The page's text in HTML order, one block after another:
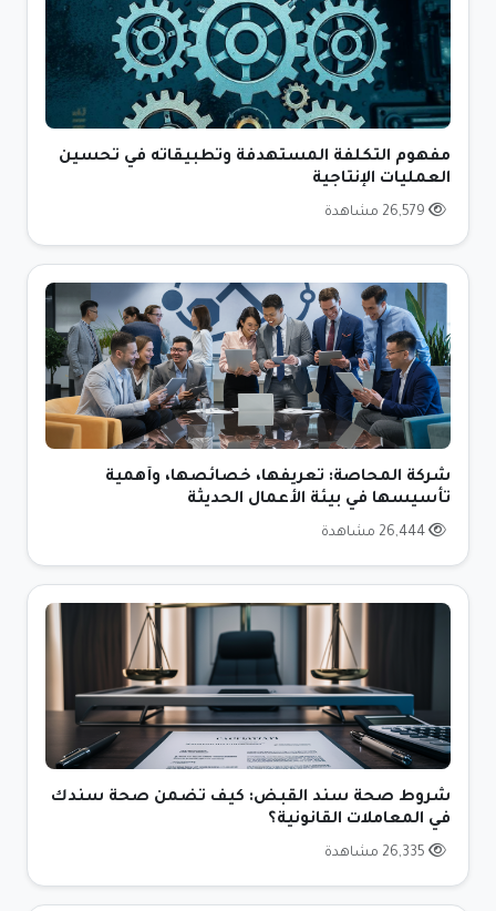
مفهوم التكلفة المستهدفة وتطبيقاته في تحسين
العمليات الإنتاجية
شركة المحاصة: تعريفها، خصائصها، وأهمية
تأسيسها في بيئة الأعمال الحديثة
شروط صحة سند القبض: كيف تضمن صحة سندك
في المعاملات القانونية؟